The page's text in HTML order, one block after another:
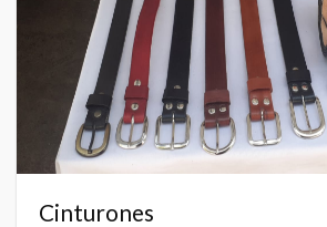
Cinturones